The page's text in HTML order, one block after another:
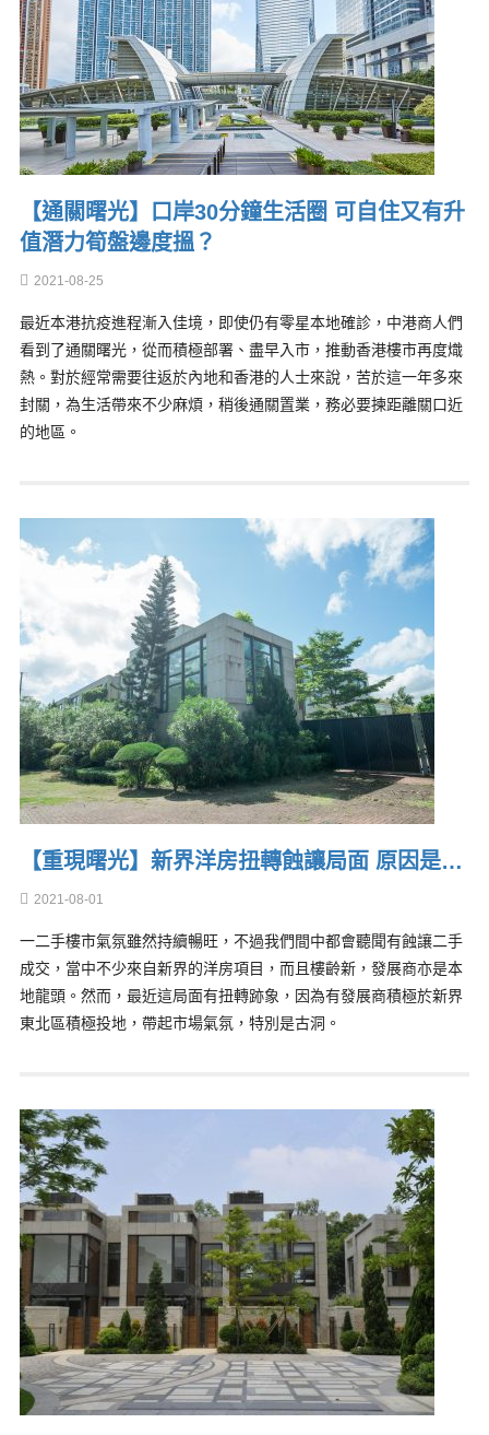
【通關曙光】口岸30分鐘生活圈 可自住又有升
值潛力筍盤邊度搵？
2021-08-25
最近本港抗疫進程漸入佳境，即使仍有零星本地確診，中港商人們
看到了通關曙光，從而積極部署、盡早入市，推動香港樓市再度熾
熱。對於經常需要往返於內地和香港的人士來說，苦於這一年多來
封關，為生活帶來不少麻煩，稍後通關置業，務必要揀距離關口近
的地區。
【重現曙光】新界洋房扭轉蝕讓局面 原因是…
2021-08-01
一二手樓市氣氛雖然持續暢旺，不過我們間中都會聽聞有蝕讓二手
成交，當中不少來自新界的洋房項目，而且樓齡新，發展商亦是本
地龍頭。然而，最近這局面有扭轉跡象，因為有發展商積極於新界
東北區積極投地，帶起市場氣氛，特別是古洞。